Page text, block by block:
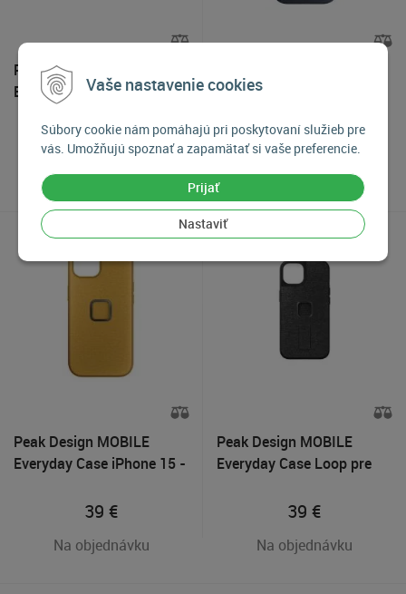
Vaše nastavenie cookies
Súbory cookie nám pomáhajú pri poskytovaní služieb pre
vás. Umožňujú spoznať a zapamätať si vaše preferencie.
Prijať
Nastaviť
Peak Design MOBILE
Everyday Case pre
Tmavo šedý33€
Na objednávku
Everyday Case iPhone 15 -
39€
Na objednávku
Peak Design MOBILE
Everyday Case iPhone 15 -
39 €
Na objednávku
Peak Design MOBILE
Everyday Case Loop pre
39 €
Na objednávku